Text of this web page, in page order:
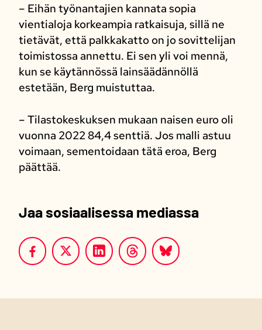
– Eihän työnantajien kannata sopia
vientialoja korkeampia ratkaisuja, sillä ne
tietävät, että palkkakatto on jo sovittelijan
toimistossa annettu. Ei sen yli voi mennä,
kun se käytännössä lainsäädännöllä
estetään, Berg muistuttaa.
– Tilastokeskuksen mukaan naisen euro oli
vuonna 2022 84,4 senttiä. Jos malli astuu
voimaan, sementoidaan tätä eroa, Berg
päättää.
Jaa sosiaalisessa mediassa